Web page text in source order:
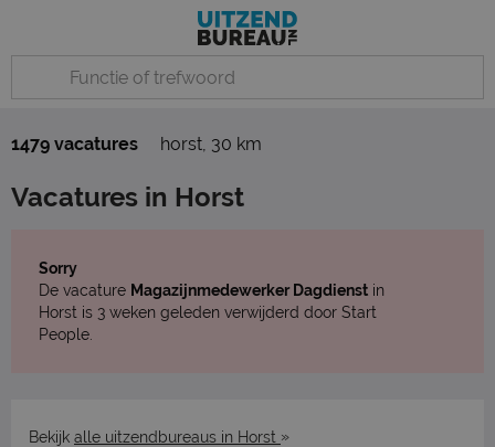
1479 vacatures horst, 30 km
Vacatures in Horst
Sorry
De vacature Magazijnmedewerker Dagdienst in
Horst is 3 weken geleden verwijderd door Start
People.
Bekijk alle uitzendbureaus in Horst »